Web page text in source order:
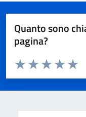
Quanto sono
pagina?
Valuta da 1 a 5 stelle la
Valuta 4
Valuta 3
Valuta 2 stelle
Valuta 1 stelle su 5